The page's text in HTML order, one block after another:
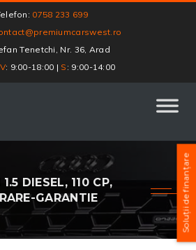
0758 233 699
Tenetchi, Nr. 36, Arad
: 9:00-18:00 | S : 9:00-14:00
DIESEL, 110 CP,
GARANTIE
Soluții de finanțare